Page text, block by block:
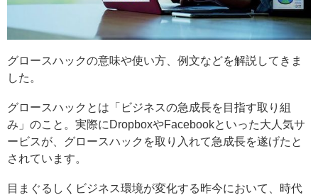
グロースハックの意味や使い方、例文などを解説してきま
した。
グロースハックとは「ビジネスの急成長を目指す取り組
み」のこと。実際にDropboxやFacebookといった大人気サ
ービスが、グロースハックを取り入れて急成長を遂げたと
されています。
目まぐるしくビジネス環境が変化する昨今において、時代